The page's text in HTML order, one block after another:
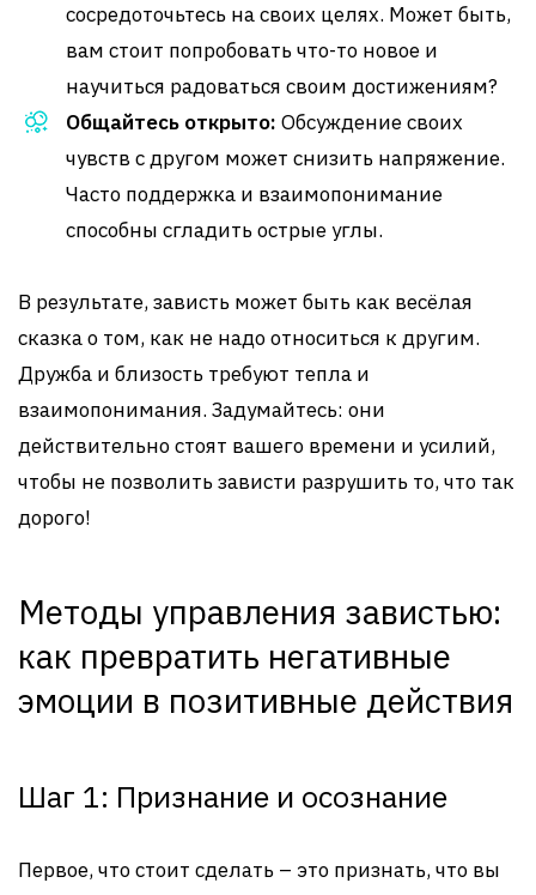
сосредоточьтесь на своих целях. Может быть,
вам стоит попробовать что-то новое и
научиться радоваться своим достижениям?
Общайтесь открыто: Обсуждение своих
чувств с другом может снизить напряжение.
Часто поддержка и взаимопонимание
способны сгладить острые углы.
В результате, зависть может быть как весёлая
сказка о том, как не надо относиться к другим.
Дружба и близость требуют тепла и
взаимопонимания. Задумайтесь: они
действительно стоят вашего времени и усилий,
чтобы не позволить зависти разрушить то, что так
дорого!
Методы управления завистью:
как превратить негативные
эмоции в позитивные действия
Шаг 1: Признание и осознание
Первое, что стоит сделать – это признать, что вы